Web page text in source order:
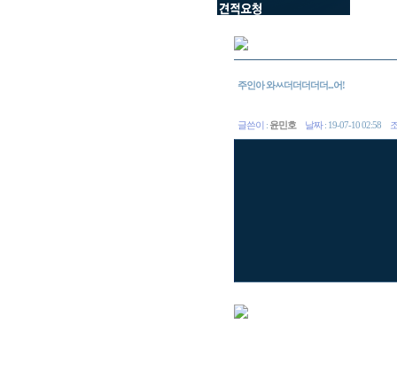
주인아 와ㅆ더더더더더...어!
글쓴이 : 윤민호 날짜: 19-07-10 02:58